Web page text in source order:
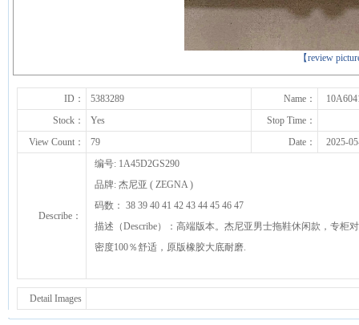
【review
下一张
ID： 5383289 Name：
Stock：
Yes
Stop Time：
View Count：
79 Date： 2025-
Describe：
编号: 1A45D2GS290
品牌: 杰尼亚 ( ZEGNA )
码数： 38 39 40 41 42 43 44 45 46 47
描述（Describe）：高端版本。杰尼亚男士拖鞋休闲款，专
密度100％舒适，原版橡胶大底耐磨.
Detail Images